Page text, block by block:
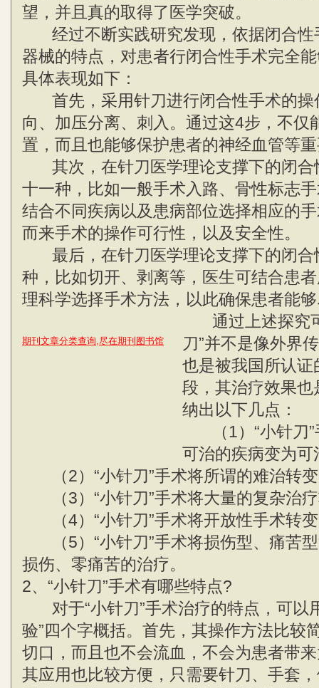
望，并且真的取得了医学突破。
经过不断实践研究发现，依据闭合性
器械的特点，对患者行闭合性手术完全
具体表现如下：
首先，采用针刀进行闭合性手术的操
向、加压分离、刺入。通过这4步，不仅
置，而且也能够保护患者的神经血管等
其次，在针刀医学理论支撑下的闭合
十一种，比如一般手术入路、骨性标志
结合不同疾病以及患病部位选择相应的
而来手术的操作可行性，以及安全性。
最后，在针刀医学理论支撑下的闭合
种，比如切开、剥离等，医生可结合患
理科学选择手术方法，以此确保患者能
期刊文章分类查询,尽在期刊图书馆
通过上述探究
刀”并不是像外界
也是被我国所认
段，其治疗效果
纳出以下几点：
（1）“小针刀”
可治的疾病变为可
（2）“小针刀”手术将所谓的难治转
（3）“小针刀”手术将大量的复杂治
（4）“小针刀”手术将开放性手术转
（5）“小针刀”手术将损伤型、痛苦
损伤、零痛苦的治疗。
2、“小针刀”手术有哪些特点?
对于“小针刀”手术治疗的特点，可以
验”四个字概括。首先，其操作方法比较
切口，而且也不会流血，不会为患者带
其应用也比较方便，只需要针刀、手套